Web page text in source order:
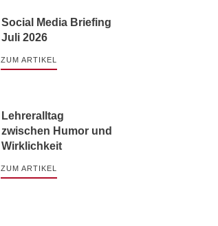
Social Media Briefing
Juli 2026
ZUM ARTIKEL
Lehreralltag
zwischen Humor und
Wirklichkeit
ZUM ARTIKEL